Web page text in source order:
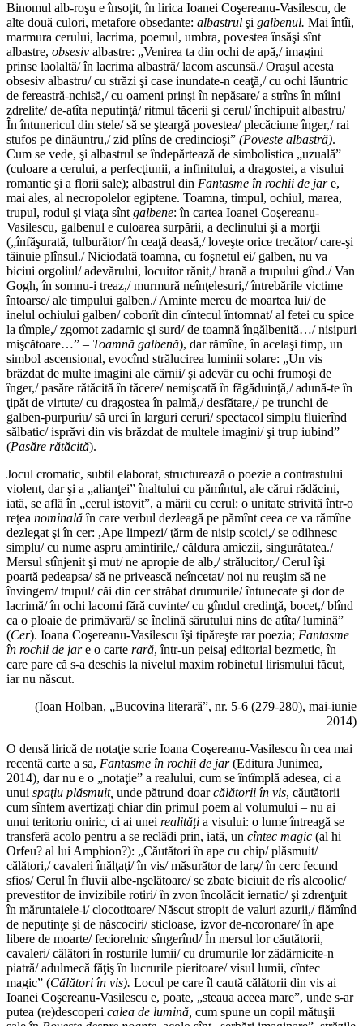
Binomul alb-roşu e însoţit, în lirica Ioanei Coşereanu-Vasilescu, de
alte două culori, metafore obsedante: albastrul şi galbenul. Mai întîi,
marmura cerului, lacrima, poemul, umbra, povestea însăşi sînt
albastre, obsesiv albastre: „Venirea ta din ochi de apă,/ imagini
prinse laolaltă/ în lacrima albastră/ lacom ascunsă./ Oraşul acesta
obsesiv albastru/ cu străzi şi case inundate-n ceaţă,/ cu ochi lăuntric
de fereastră-nchisă,/ cu oameni prinşi în nepăsare/ a strîns în mîini
zdrelite/ de-atîta neputinţă/ ritmul tăcerii şi cerul/ închipuit albastru/
În întunericul din stele/ să se şteargă povestea/ plecăciune înger,/ rai
stufos pe dinăuntru,/ zid plîns de credincioşi” (Poveste albastră).
Cum se vede, şi albastrul se îndepărtează de simbolistica „uzuală”
(culoare a cerului, a perfecţiunii, a infinitului, a dragostei, a visului
romantic şi a florii sale); albastrul din Fantasme în rochii de jare,
mai ales, al necropolelor egiptene. Toamna, timpul, ochiul, marea,
trupul, rodul şi viaţa sîntgalbene: în cartea Ioanei Coşereanu-
Vasilescu, galbenul e culoarea surpării, a declinului şi a morţii
(„înfăşurată, tulburător/ în ceaţă deasă,/ loveşte orice trecător/ care-şi
tăinuie plînsul./ Niciodată toamna, cu foşnetul ei/ galben, nu va
biciui orgoliul/ adevărului, locuitor rănit,/ hrană a trupului gînd./ Van
Gogh, în somnu-i treaz,/ murmură neînţelesuri,/ întrebările victime
întoarse/ ale timpului galben./ Aminte mereu de moartea lui/ de
inelul ochiului galben/ coborît din cîntecul întomnat/ al fetei cu spice
la tîmple,/ zgomot zadarnic şi surd/ de toamnă îngălbenită…/ nisipuri
mişcătoare…” – Toamnă galbenă), dar rămîne, în acelaşi timp, un
simbol ascensional, evocînd strălucirea luminii solare: „Un vis
brăzdat de multe imagini ale cărnii/ şi adevăr cu ochi frumoşi de
înger,/ pasăre rătăcită în tăcere/ nemişcată în făgăduinţă,/ adună-te în
ţipăt de virtute/ cu dragostea în palmă,/ desfătare,/ pe trunchi de
galben-purpuriu/ să urci în larguri ceruri/ spectacol simplu fluierînd
sălbatic/ isprăvi din vis brăzdat de multele imagini/ şi trup iubind”
(Pasăre rătăcită).
Jocul cromatic, subtil elaborat, structurează o poezie a contrastului
violent, dar şi a „alianţei” înaltului cu pămîntul, ale cărui rădăcini,
iată, se află în „cerul istovit”, a mării cu cerul: o unitate strivită într-o
reţea nominalăîn care verbul dezleagă pe pămînt ceea ce va rămîne
dezlegat şi în cer: ,Ape limpezi/ ţărm de nisip scoici,/ se odihnesc
simplu/ cu nume aspru amintirile,/ căldura amiezii, singurătatea./
Mersul stînjenit şi mut/ ne apropie de alb,/ strălucitor,/ Cerul îşi
poartă pedeapsa/ să ne privească neîncetat/ noi nu reuşim să ne
învingem/ trupul/ căi din cer străbat drumurile/ întunecate şi dor de
lacrimă/ în ochi lacomi fără cuvinte/ cu gîndul credinţă, bocet,/ blînd
ca o ploaie de primăvară/ se înclină sărutului nins de atîta/ lumină”
(Cer). Ioana Coşereanu-Vasilescu îşi tipăreşte rar poezia; Fantasme
în rochii de jare o carte rară, într-un peisaj editorial bezmetic, în
care pare că s-a deschis la nivelul maxim robinetul lirismului făcut,
iar nu născut.
(Ioan Holban, „Bucovina literară”, nr. 5-6 (279-280), mai-iunie
2014)
O densă lirică de notaţie scrie Ioana Coşereanu-Vasilescu în cea mai
recentă carte a sa, Fantasme în rochii de jar(Editura Junimea,
2014), dar nu e o „notaţie” a realului, cum se întîmplă adesea, ci a
unui spaţiu plăsmuit, unde pătrund doarcălătorii în vis, căutătorii –
cum sîntem avertizaţi chiar din primul poem al volumului – nu ai
unui teritoriu oniric, ci ai unei realităţi a visului: o lume întreagă se
transferă acolo pentru a se reclădi prin, iată, un cîntec magic (al hi
Orfeu? al lui Amphion?): „Căutători în ape cu chip/ plăsmuit/
călători,/ cavaleri înălţaţi/ în vis/ măsurător de larg/ în cerc fecund
sfios/ Cerul în fluvii albe-nşelătoare/ se zbate biciuit de rîs alcoolic/
prevestitor de invizibile rotiri/ în zvon încolăcit iernatic/ şi zdrenţuit
în măruntaiele-i/ clocotitoare/ Născut stropit de valuri azurii,/ flămînd
de neputinţe şi de născociri/ sticloase, izvor de-ncoronare/ în ape
libere de moarte/ feciorelnic sîngerînd/ În mersul lor căutătorii,
cavaleri/ călători în rosturile lumii/ cu drumurile lor zădărnicite-n
piatră/ adulmecă făţiş în lucrurile pieritoare/ visul lumii, cîntec
magic” (Călători în vis). Locul pe care îl caută călătorii din vis ai
Ioanei Coşereanu-Vasilescu e, poate, „steaua aceea mare”, unde s-ar
putea (re)descoperi calea de lumină, cum spune un copil mătuşii